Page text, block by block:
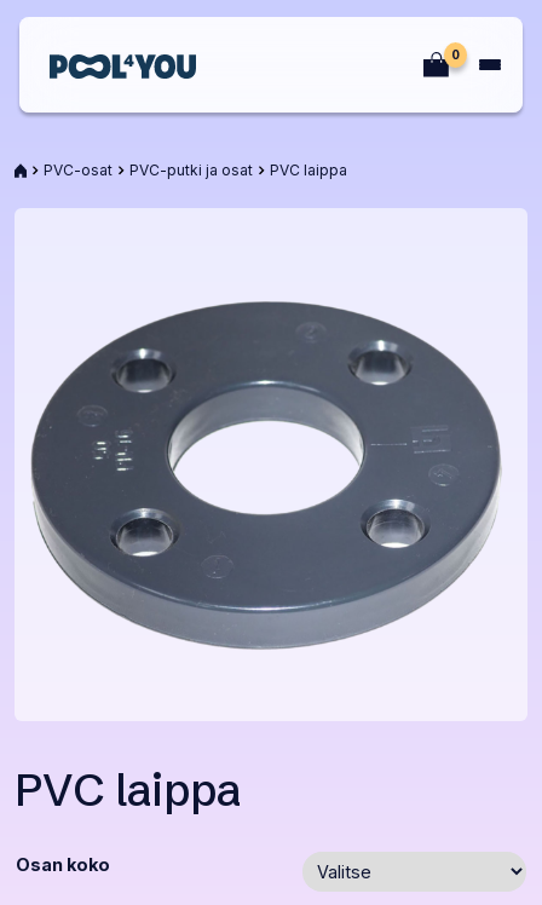
0
EtusivuPVC-osat PVC-putki ja osat PVC laippa
PVC laippa
Osan koko